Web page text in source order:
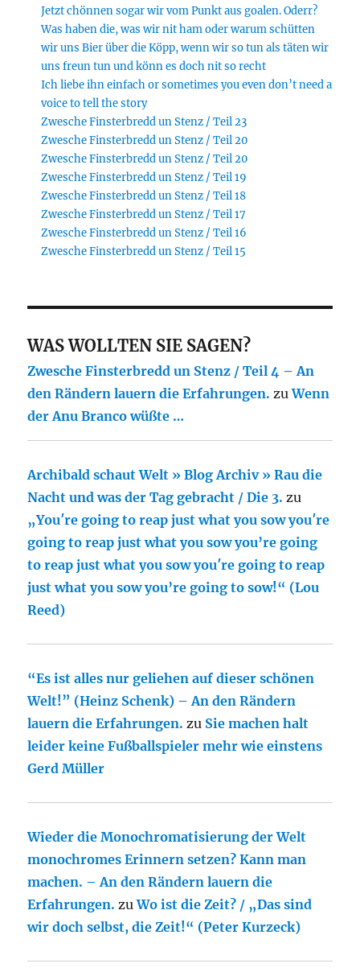
Jetzt chönnen sogar wir vom Punkt aus goalen. Oderr?
Was haben die, was wir nit ham oder warum schütten
wir uns Bier über die Köpp, wenn wir so tun als täten wir
uns freun tun und könn es doch nit so recht
Ich liebe ihn einfach or sometimes you even don’t need a
voice to tell the story
Zwesche Finsterbredd un Stenz / Teil 23
Zwesche Finsterbredd un Stenz / Teil 20
Zwesche Finsterbredd un Stenz / Teil 20
Zwesche Finsterbredd un Stenz / Teil 19
Zwesche Finsterbredd un Stenz / Teil 18
Zwesche Finsterbredd un Stenz / Teil 17
Zwesche Finsterbredd un Stenz / Teil 16
Zwesche Finsterbredd un Stenz / Teil 15
WAS WOLLTEN SIE SAGEN?
Zwesche Finsterbredd un Stenz / Teil 4 – An
den Rändern lauern die Erfahrungen. zuWenn
der Anu Branco wüßte …
Archibald schaut Welt » Blog Archiv » Rau die
Nacht und was der Tag gebracht / Die 3. zu
„You′re going to reap just what you sow you′re
going to reap just what you sow you’re going
to reap just what you sow you′re going to reap
just what you sow you’re going to sow!“ (Lou
Reed)
“Es ist alles nur geliehen auf dieser schönen
Welt!” (Heinz Schenk) – An den Rändern
lauern die Erfahrungen. zu Sie machen halt
leider keine Fußballspieler mehr wie einstens
Gerd Müller
Wieder die Monochromatisierung der Welt
monochromes Erinnern setzen? Kann man
machen. – An den Rändern lauern die
Erfahrungen. zuWo ist die Zeit? / „Das sind
wir doch selbst, die Zeit!“ (Peter Kurzeck)